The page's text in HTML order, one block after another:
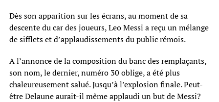
Dès son apparition sur les écrans, au moment de sa
descente du car des joueurs, Leo Messi a reçu un mélange
de sifflets et d’applaudissements du public rémois.
A l’annonce de la composition du banc des remplaçants,
son nom, le dernier, numéro 30 oblige, a été plus
chaleureusement salué. Jusqu’à l’explosion finale. Peut-
être Delaune aurait-il même applaudi un but de Messi?